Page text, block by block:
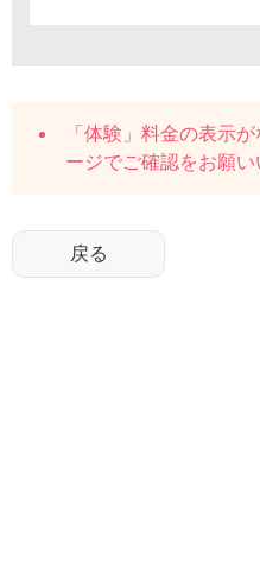
「体験」料金の表示
ージでご確認をお願い